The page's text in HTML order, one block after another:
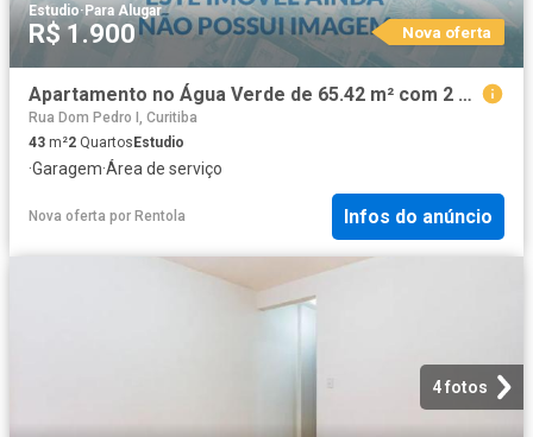
Estudio·Para Alugar
R$ 1.900 Nova oferta
Apartamento no Água Verde de 65.42 m² com 2 quartos
Rua Dom Pedro I, Curitiba
43 m²2 QuartosEstudio
·Garagem·Área de serviço
Nova oferta por Rentola Infos do anúncio
4 fotos